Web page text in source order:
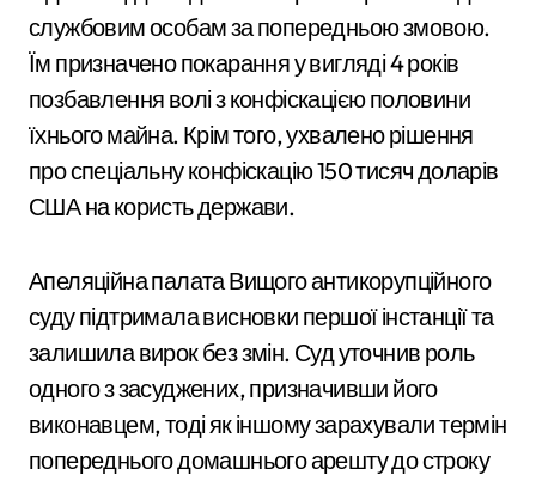
службовим особам за попередньою змовою.
Їм призначено покарання у вигляді 4 років
позбавлення волі з конфіскацією половини
їхнього майна. Крім того, ухвалено рішення
про спеціальну конфіскацію 150 тисяч доларів
США на користь держави.
Апеляційна палата Вищого антикорупційного
суду підтримала висновки першої інстанції та
залишила вирок без змін. Суд уточнив роль
одного з засуджених, призначивши його
виконавцем, тоді як іншому зарахували термін
попереднього домашнього арешту до строку